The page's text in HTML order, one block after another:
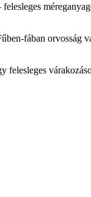
fában orvosság